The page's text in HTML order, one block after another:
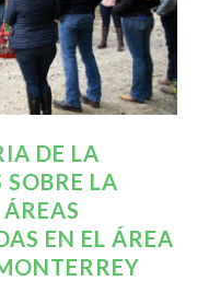
DE LA
LA
EN EL ÁREA